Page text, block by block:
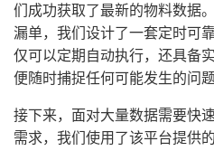
们成功获取了最新的物料数据
漏单，我们设计了一套定时可
仅可以定期自动执行，还具备
便随时捕捉任何可能发生的问题
接下来，面对大量数据需要快
需求，我们使用了该平台提供